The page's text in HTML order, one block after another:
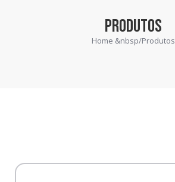
PRODUTOS
Home &nbsp/Produtos